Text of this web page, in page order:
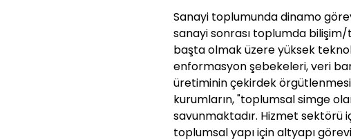
Sanayi toplumunda dinamo
sanayi sonrası toplumda
başta olmak üzere yüksek
enformasyon şebekeleri, veri
üretiminin çekirdek
kurumların, "toplumsal simge
savunmaktadır. Hizmet sektörü
toplumsal yapı için altyapı